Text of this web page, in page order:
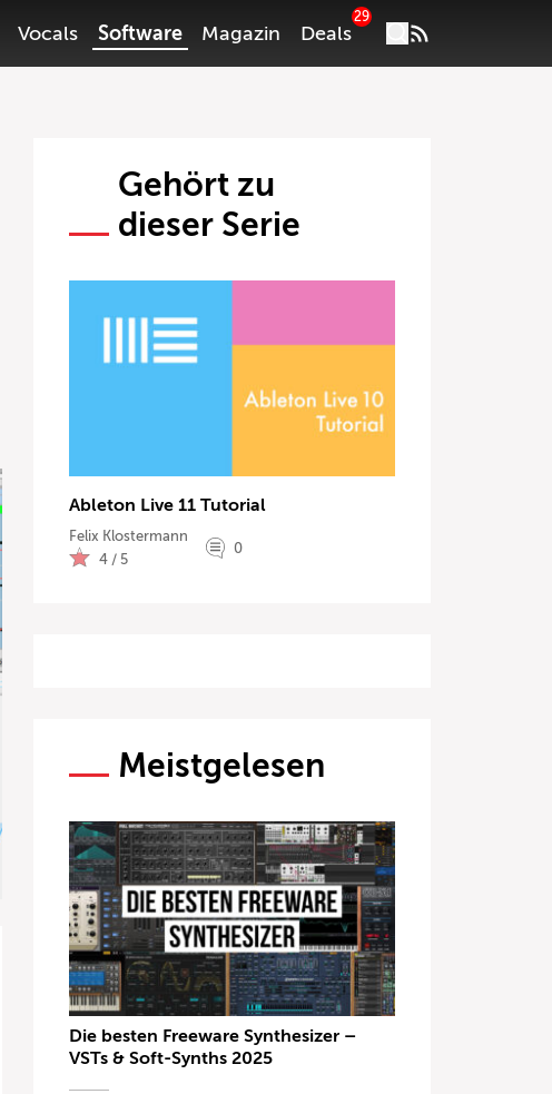
Vocals Software Magazin Deals
29
Gehört zu
dieser Serie
Ableton Live 11 Tutorial
Felix Klostermann
4 / 5
0
Meistgelesen
Die besten Freeware Synthesizer –
VSTs & Soft-Synths 2025